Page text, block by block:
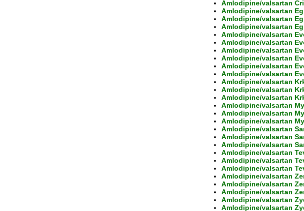
Amlodipine/valsartan
Amlodipine/valsartan
Amlodipine/valsartan
Amlodipine/valsartan
Amlodipine/valsartan
Amlodipine/valsartan
Amlodipine/valsartan
Amlodipine/valsartan
Amlodipine/valsartan
Amlodipine/valsartan
Amlodipine/valsartan
Amlodipine/valsartan
Amlodipine/valsartan
Amlodipine/valsartan
Amlodipine/valsartan
Amlodipine/valsartan
Amlodipine/valsartan
Amlodipine/valsartan
Amlodipine/valsartan
Amlodipine/valsartan
Amlodipine/valsartan
Amlodipine/valsartan
Amlodipine/valsartan
Amlodipine/valsartan
Amlodipine/valsartan
Amlodipine/valsartan
Amlodipine/valsartan